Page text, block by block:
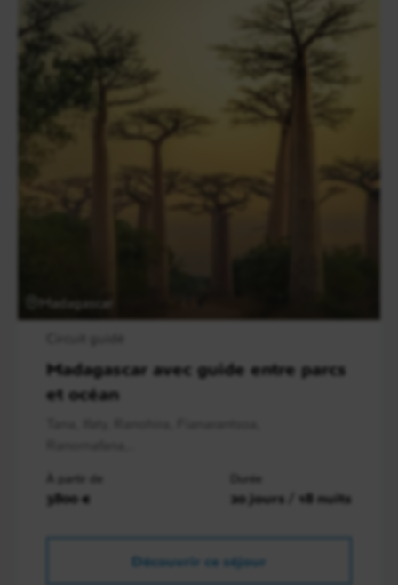
Madagascar
Madagascar avec guide entre parcs
et océan
À partir de
3800 €
Durée
20 jours / 18 nuits
Découvrir ce séjour